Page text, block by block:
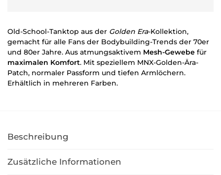
Old-School-Tanktop aus der Golden Era-Kollektion,
gemacht für alle Fans der Bodybuilding-Trends der 70er
und 80er Jahre. Aus atmungsaktivem Mesh-Gewebe für
maximalen Komfort. Mit speziellem MNX-Golden-Ära-
Patch, normaler Passform und tiefen Armlöchern.
Erhältlich in mehreren Farben.
Beschreibung
Zusätzliche Informationen